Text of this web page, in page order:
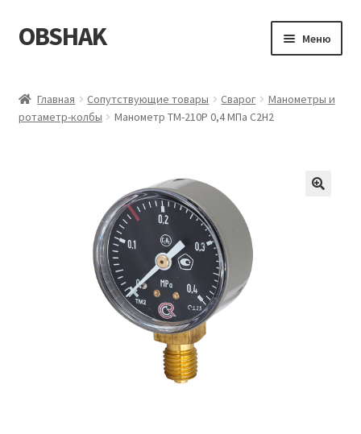
Перейти
к
Перейти
к
OBSHAK Меню
Категории
Оформление заказа
Главная Сопутствующие товары Сварог
Манометры и
ротаметр-колбы
Манометр ТМ-210Р 0,4 МПа С2Н2